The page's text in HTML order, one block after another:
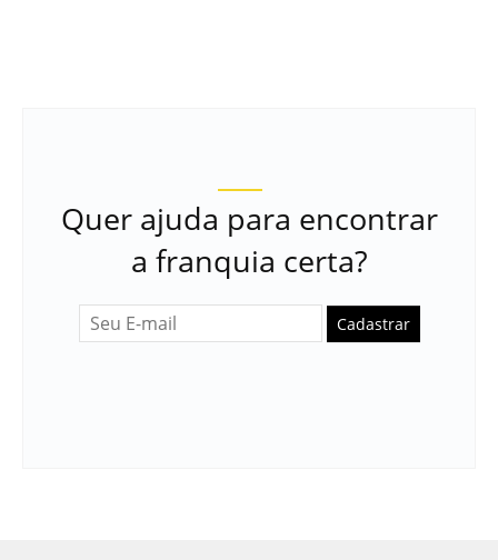
Quer ajuda para encontrar
a franquia certa?
Cadastrar